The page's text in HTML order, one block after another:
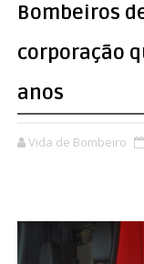
Bombeiros
corporação
anos
Vida de Bombeiro